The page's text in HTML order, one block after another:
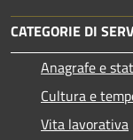
CATEGORIE DI
Anagrafe e
Cultura e
Vita lavorativa